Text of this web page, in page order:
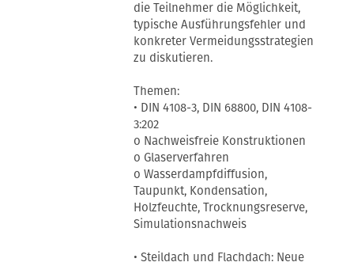
die Teilnehmer die Möglichkeit,
typische Ausführungsfehler und
konkreter Vermeidungsstrategien
zu diskutieren.
Themen:
• DIN 4108-3, DIN 68800, DIN 4108-
3:202
o Nachweisfreie Konstruktionen
o Glaserverfahren
o Wasserdampfdiffusion,
Taupunkt, Kondensation,
Holzfeuchte, Trocknungsreserve,
Simulationsnachweis
• Steildach und Flachdach: Neue